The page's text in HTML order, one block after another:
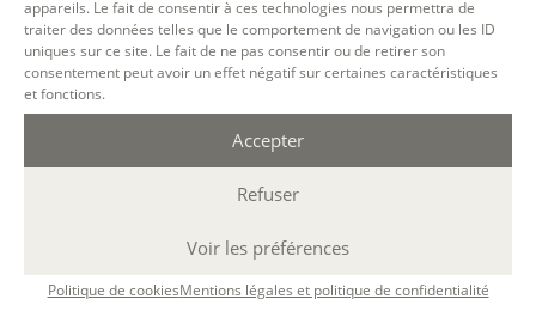
appareils. Le fait de consentir à ces technologies nous permettra de
traiter des données telles que le comportement de navigation ou les ID
uniques sur ce site. Le fait de ne pas consentir ou de retirer son
consentement peut avoir un effet négatif sur certaines caractéristiques
et fonctions.
Accepter
Refuser
Voir les préférences
Politique de cookiesMentions légales et politique de confidentialité
LE CERCLE DES CONTEMPORAINS - OUVRIR UN CHANTIER
17 oct 2026, 21 nov 2026, 09 janv 2027, 27 févr 2027, 20 mars 2027, 24 avr 2027,
22 mai 2027
avecAline Barbier, Solange De Fréminville
1070 € ou 3 x 357€
Il ne reste que 2 places !